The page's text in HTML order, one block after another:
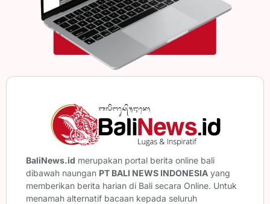
BaliNews.id merupakan portal berita online bali
dibawah naungan PT BALI NEWS INDONESIA yang
memberikan berita harian di Bali secara Online. Untuk
menamah alternatif bacaan kepada seluruh